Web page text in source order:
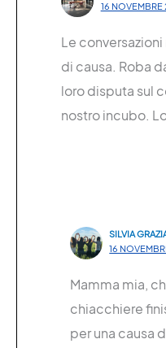
16 NOVEMBRE
Le
di causa. Roba
loro disputa sul
nostro incubo.
SILVIA
16
Mamma mia,
chiacchiere
per una causa